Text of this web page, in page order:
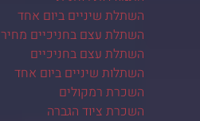
השתלת שיניים ביום אחד
השתלת עצם בחניכיים מחיר
השתלת עצם בחניכיים
השתלות שיניים ביום אחד
השכרת רמקולים
השכרת ציוד הגברה